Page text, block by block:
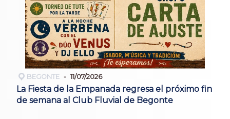
BEGONTE 11/07/2026
La Fiesta de la Empanada regresa el próximo fin
de semana al Club Fluvial de Begonte